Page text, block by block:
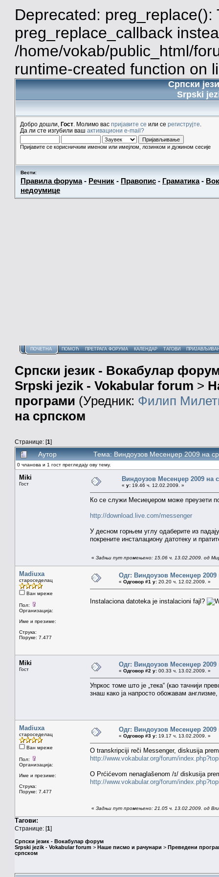
Deprecated:
preg_replace_callback
/home/vokab/public_html/
runtime-created function on
Српски
Srpski
Добро дошли, Гост . Молимо вас пријавите се или се региструјте
Да ли сте изгубили ваш активациони e-mail?
Пријавите се корисничким именом или имејлом, лозинком и дужином сесије
Вести:
Правила форума- Речник - Правопис - Граматика-
недоумице
ПОЧЕТНА ПОМОЋ ПРЕТРАГА ФОРУМА КАЛЕНДАР ТАГОВИ
Српски језик - Вокабулар
Srpski jezik - Vokabular forum >
програми (Уредник: Филип
на српском
Странице: [1]
Аутор Тема: Виндоузов Месенџер 2009 на
0 чланова и 1 гост прегледају ову тему.
Miki
Гост
Виндоузов Месенџер 2009 на
« у: 19.46 ч. 12.02.2009. »
Ко се служи Месиеџером може преузети
http://download.live.com/messenger
У десном горњем углу одаберите из
покрените инсталациону датотеку и
« Задњи пут промењено: 15.06 ч. 13.02.2009. од
Madiuxa
староседелац
Ван мреже
Пол:
Организација:
Име и презиме:
Струка:
Поруке: 7.477
Одг: Виндоузов Месенџер 2009
« Одговор #1 у: 20.20 ч. 12.02.2009. »
Instalaciona datoteka je instalacioni fajl?
Miki
Гост
Одг: Виндоузов Месенџер 2009
« Одговор #2 у: 00.33 ч. 13.02.2009. »
Упркос томе што је „тека“ (као тачнији
знаш како ја напросто обожавам
Madiuxa
староседелац
Ван мреже
Пол:
Организација:
Име и презиме:
Струка:
Поруке: 7.477
Одг: Виндоузов Месенџер 2009
« Одговор #3 у: 19.17 ч. 13.02.2009. »
O transkripciji reči Messenger, diskusija
http://www.vokabular.org/forum/
O Prćićevom nenaglašenom /ɪ/ diskusija
http://www.vokabular.org/forum/
« Задњи пут промењено: 21.05 ч. 13.02.2009. од
Тагови:
Странице: [1]
Српски језик - Вокабулар форум
Srpski jezik - Vokabular forum > Наше писмо и рачунари > Преведени
српском